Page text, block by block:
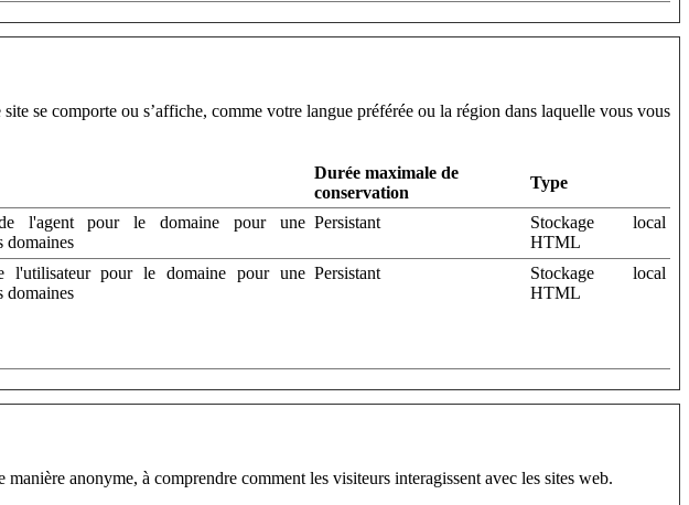
se comporte ou s’affiche, comme votre langue préférée ou la région dans laquelle vous vous
Durée maximale de
conservation
Type
l'agent pour le domaine pour une
domaines
Persistant
Stockage local
HTML
l'utilisateur pour le domaine pour une
domaines
Persistant
Stockage local
HTML
anonyme, à comprendre comment les visiteurs interagissent avec les sites web.